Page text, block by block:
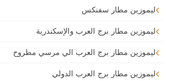
ليموزين مطار سفنكس
ليموزين مطار برج العرب والإسكندرية
ليموزين مطار برج العرب الي مرسي مطروح
ليموزين مطار برج العرب الدولي